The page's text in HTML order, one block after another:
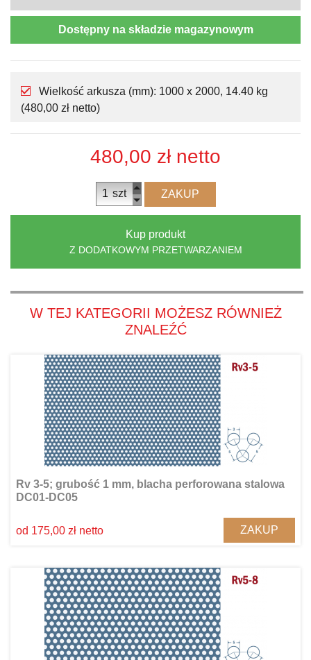
Dostępny na składzie magazynowym
Wielkość arkusza (mm): 1000 x 2000, 14.40 kg
(480,00 zł netto)
480,00 zł netto
szt ZAKUP
Kup produkt
Z DODATKOWYM PRZETWARZANIEM
W TEJ KATEGORII MOŻESZ RÓWNIEŻ
ZNALEŹĆ
Rv 3-5; grubość 1 mm, blacha perforowana stalowa
DC01-DC05
od 175,00 zł netto ZAKUP